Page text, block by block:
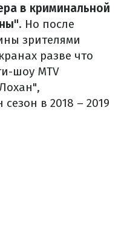
в криминальной
. Но после
зрителями
разве что
шоу MTV
в 2018 – 2019